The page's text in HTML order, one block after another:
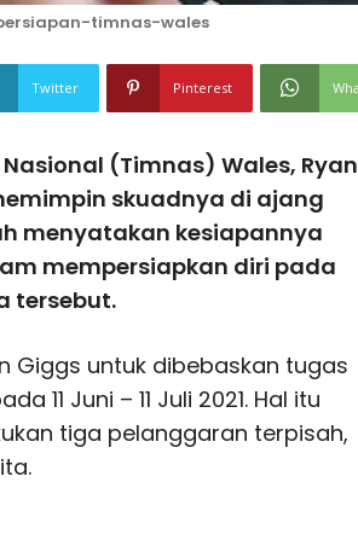
timnas-wales
Twitter Pinterest
Nasional (Timnas) Wales, Ryan
skuadnya di ajang
menyatakan kesiapannya
mempersiapkan diri pada
tersebut.
Giggs untuk dibebaskan tugas
11 Juni – 11 Juli 2021. Hal itu
tiga pelanggaran terpisah,